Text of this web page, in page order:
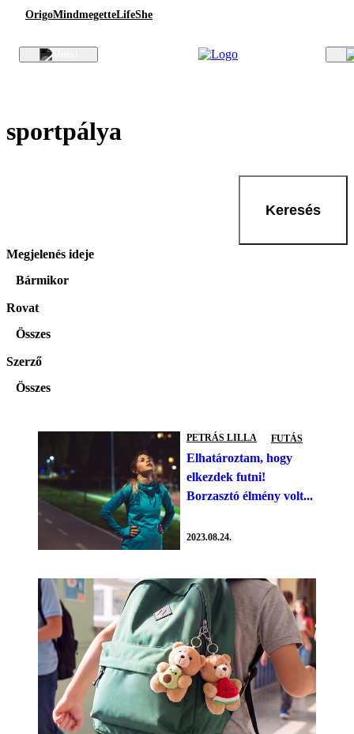
OrigoMindmegetteLifeShe
sportpálya
Keresés
Megjelenés ideje
Bármikor
Rovat
Összes
Szerző
Összes
PETRÁS LILLA FUTÁS
Elhatároztam, hogy
elkezdek futni!
Borzasztó élmény volt...
2023.08.24.